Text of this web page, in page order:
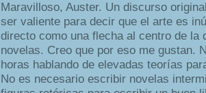
Maravilloso, Auster. Un discurso
ser valiente para decir que el arte es
directo como una flecha al centro de la
novelas. Creo que por eso me gustan.
horas hablando de elevadas teorías
No es necesario escribir novelas